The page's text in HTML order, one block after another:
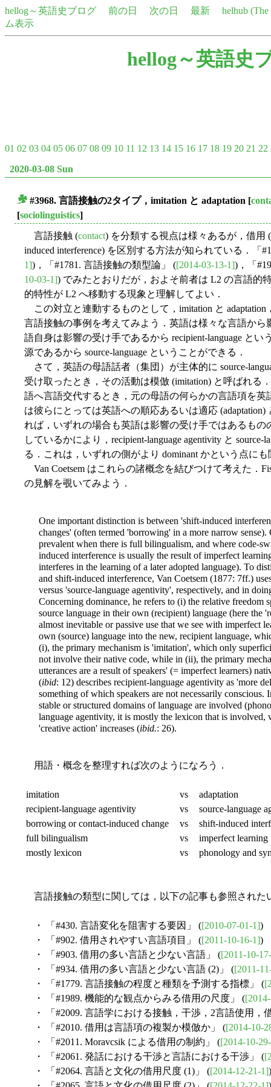
hellog～英語史ブログ 前の日 次の日 最新
helhub
ム表示
hellog～英語史
01 02 03 04 05 06 07 08 09 10 11 12 13 14 15 16 17 18 19 20 21 22
2020-03-08 Sun
#3968. 言語接触の2タイプ，imitation と adaptation [
[sociolinguistics]
言語接触 (contact) を分類する視点は様々あるが，借用
induced interference) を区別する方法が知られている．「
1])，「#1781. 言語接触の類型論」 ([2014-03-13-1])，「
10-03-1]) でみたとおりだが，およそ前者は L2 の言語的
的特性が L2 へ移動する現象と理解してよい．
この対立と連動するものとして，imitation と
言語接触の事例を考えてみよう．英語は様々な言語か
語自身は影響の受け手であるから recipient-language と
源であるから source-language ということができる．
さて，英語の母語話者（集団）が主体的に source-
受け取ったとき，その活動は模倣 (imitation) と呼ばれる
語へ言語交代するとき，元の母語の何らかの言語項を
は彼らにとっては英語への順応あるいは適応
れば，いずれの場合も英語は影響の受け手ではあるも
しているかにより，recipient-language agentivity と
る．これは，いずれの側がより dominant かという点に
Van Coetsem はこれらの諸概念を結びつけて考えた．
の見解を覗いてみよう．
One important distinction is between 'shift-induced
changes' (often termed 'borrowing' in a more narrow sense).
prevalent when there is full bilingualism, and where code-
induced interference is usually the result of imperfect
interferes in the learning of a later adopted language). To
and shift-induced interference, Van Coetsem (1877: 7ff.)
versus 'source-language agentivity', respectively, and in
Concerning dominance, he refers to (i) the relative freedom
source language in their own (recipient) language (here the
almost inevitable or passive use that we see with imperfect
own (source) language into the new, recipient language,
(i), the primary mechanism is 'imitation', which only
not involve their native code, while in (ii), the primary
utterances are a result of speakers' (= imperfect learners)
(ibid: 12) describes recipient-language agentivity as 'more
something of which speakers are not necessarily conscious.
stable or structured domains of language are involved
language agentivity, it is mostly the lexicon that is involved,
'creative action' increases (ibid.: 26).
用語・概念を整理すれば次のようになろう．
imitation vs
adaptation
recipient-language agentivity
vs
source-language
borrowing or contact-induced change
vs
shift-induced
full bilingualism
vs
imperfect learning
mostly lexicon
vs phonology and
言語接触の類型に関しては，以下の記事も参照された
・ 「#430. 言語変化を阻害する要因」 ([2010-07-01-1])
・ 「#902. 借用されやすい言語項目」 ([2011-10-16-1])
・ 「#903. 借用の多い言語と少ない言語」 ([2011-10-
・ 「#934. 借用の多い言語と少ない言語 (2)」 ([2011-
・ 「#1779. 言語接触の程度と種類を予測する指標」 (
・ 「#1989. 機能的な観点からみる借用の尺度」 (
・ 「#2009. 言語学における接触，干渉，2言語使用，
・ 「#2010. 借用は言語項の複製か模倣か」 ([2014-10-
・ 「#2011. Moravcsik による借用の制約」 ([2014-10-
・ 「#2061. 発話における干渉と言語における干渉」 (
・ 「#2064. 言語と文化の借用尺度 (1)」 ([2014-12-21-1])